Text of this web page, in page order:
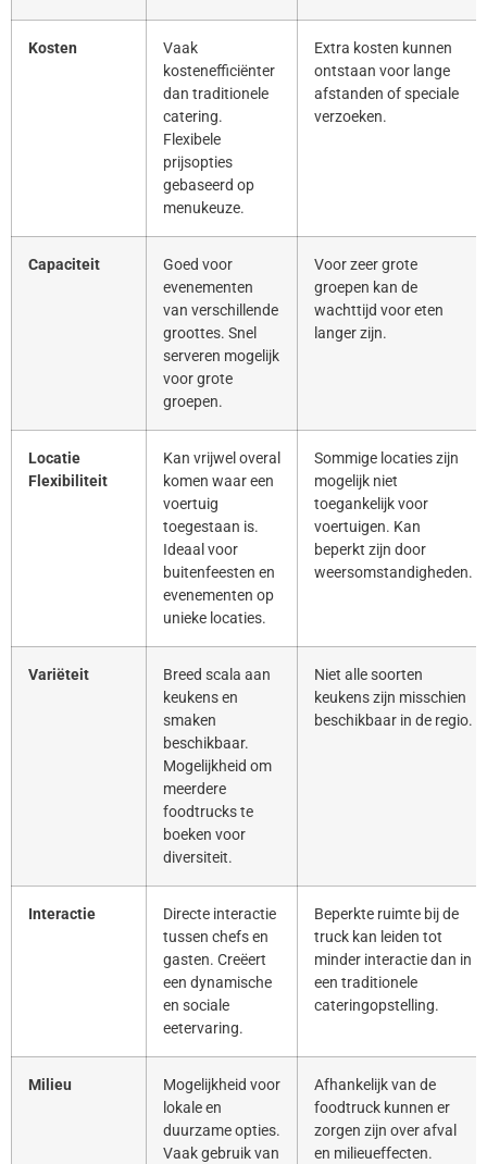
Kosten
Vaak
kostenefficiënter
dan traditionele
catering.
Flexibele
prijsopties
gebaseerd op
menukeuze.
Extra kosten kunnen
ontstaan voor lange
afstanden of speciale
verzoeken.
Capaciteit
Goed voor
evenementen
van verschillende
groottes. Snel
serveren mogelijk
voor grote
groepen.
Voor zeer grote
groepen kan de
wachttijd voor eten
langer zijn.
Locatie
Flexibiliteit
Kan vrijwel overal
komen waar een
voertuig
toegestaan is.
Ideaal voor
buitenfeesten en
evenementen op
unieke locaties.
Sommige locaties zijn
mogelijk niet
toegankelijk voor
voertuigen. Kan
beperkt zijn door
weersomstandigheden.
Variëteit
Breed scala aan
keukens en
smaken
beschikbaar.
Mogelijkheid om
meerdere
foodtrucks te
boeken voor
diversiteit.
Niet alle soorten
keukens zijn misschien
beschikbaar in de regio.
Interactie
Directe interactie
tussen chefs en
gasten. Creëert
een dynamische
en sociale
eetervaring.
Beperkte ruimte bij de
truck kan leiden tot
minder interactie dan in
een traditionele
cateringopstelling.
Milieu
Mogelijkheid voor
lokale en
duurzame opties.
Vaak gebruik van
Afhankelijk van de
foodtruck kunnen er
zorgen zijn over afval
en milieueffecten.